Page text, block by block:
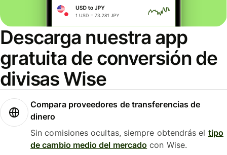
Descarga nuestra app
gratuita de conversión de
divisas Wise
Compara proveedores de transferencias de
dinero
Sin comisiones ocultas, siempre obtendrás el tipo
de cambio medio del mercado con Wise.